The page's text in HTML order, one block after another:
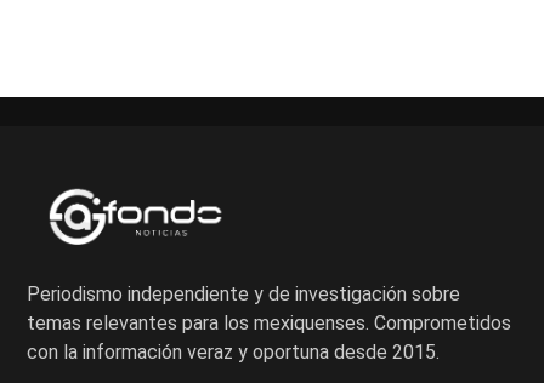
Periodismo independiente y de investigación sobre
temas relevantes para los mexiquenses. Comprometidos
con la información veraz y oportuna desde 2015.